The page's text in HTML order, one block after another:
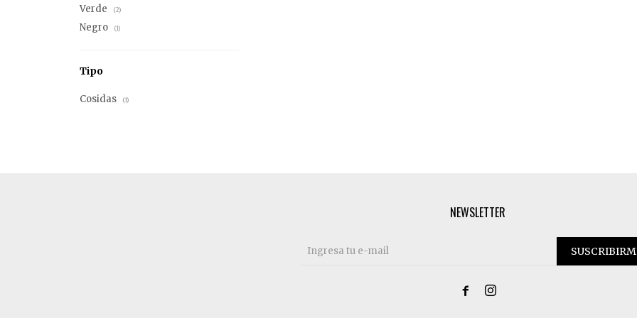
Verde (2)
Negro (1)
Tipo
Cosidas (1)
NEWSLETTER
 